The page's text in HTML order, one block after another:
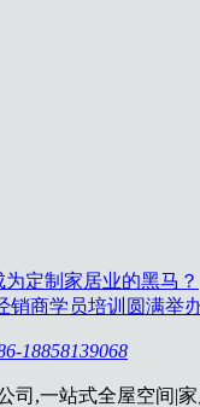
定制家居业的黑马？
销商学员培训圆满举
18858139068
司,一站式全屋空间|